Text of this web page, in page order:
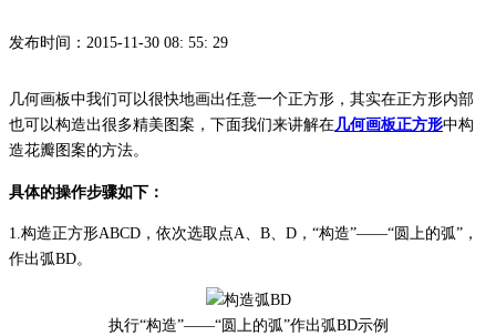
首页
产品
下载
资源中心
软件商城
发布时间：2015-11-30 08: 55: 29
几何画板中我们可以很快地画出任意一个正方形，其实在正方形内部
也可以构造出很多精美图案，下面我们来讲解在几何画板正方形中构
造花瓣图案的方法。
具体的操作步骤如下：
1.构造正方形ABCD，依次选取点A、B、D，“构造”——“圆上的弧”，
作出弧BD。
执行“构造”——“圆上的弧”作出弧BD示例